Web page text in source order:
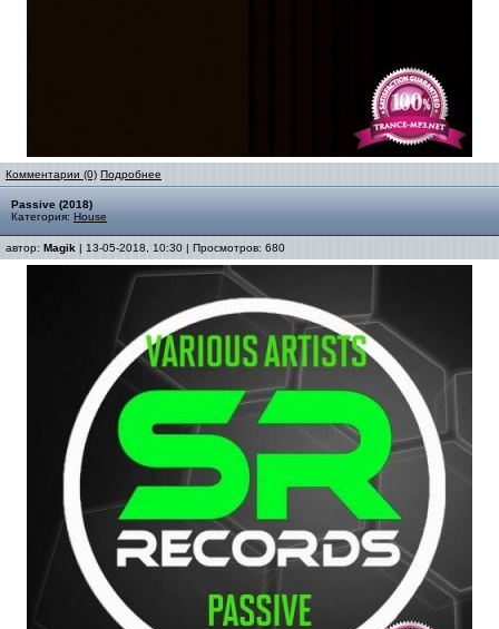
Комментарии (0) Подробнее
Passive (2018)
Категория: House
автор: Magik | 13-05-2018, 10:30 | Просмотров: 680